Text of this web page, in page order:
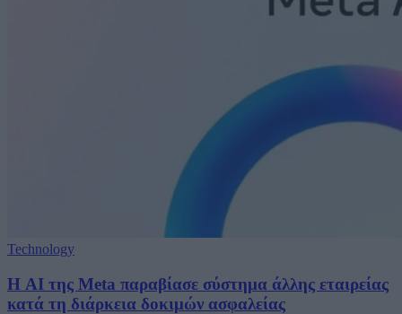
Technology
Η AI της Meta παραβίασε σύστημα άλλης εταιρείας
κατά τη διάρκεια δοκιμών ασφαλείας